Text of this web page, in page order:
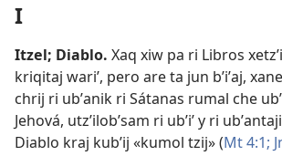
I
Itzel; Diablo. Xaq xiw pa ri Libros
kriqitaj wariʼ, pero are ta jun bʼiʼaj,
chrij ri ubʼanik ri Sátanas rumal che
Jehová, utzʼilobʼsam ri ubʼiʼ y ri
Diablo kraj kubʼij «kumol tzij» (Mt 4:1;